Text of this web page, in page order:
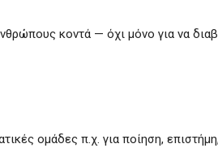
κοντά — όχι μόνο για να
ομάδες π.χ. για ποίηση,